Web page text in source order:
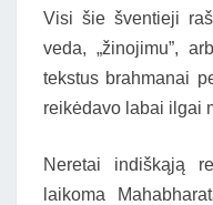
Visi šie šventieji
veda, „žinojimu”,
tekstus brahmanai
reikėdavo labai ilgai
Neretai indiškąją
laikoma